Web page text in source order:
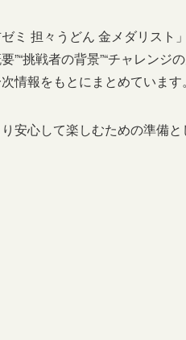
ミ 担々うどん 金メダリスト
”“挑戦者の背景”“チャレンジ
情報をもとにまとめています。
安心して楽しむための準備と